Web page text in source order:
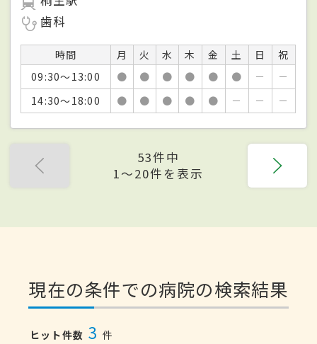
歯科
時間 月 火 水 木 金 土 日
祝
09:30～13:00
● ● ● ● ● ● －
－
14:30～18:00
● ● ● ● ● － － －
53件中
1〜20件を表示
現在の条件での病院の検索結果
ヒット件数 3 件